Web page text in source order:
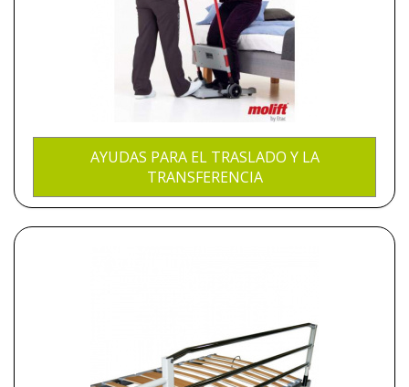
AYUDAS PARA EL TRASLADO Y LA
TRANSFERENCIA